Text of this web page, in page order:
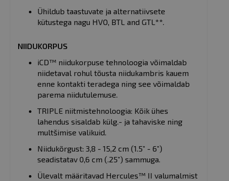
Ühildub taastuvate ja alternatiivsete
kütustega nagu HVO, BTL and GTL**.
NIIDUKORPUS
iCD™ niidukorpuse tehnoloogia võimaldab
niidetaval rohul tõusta niidukambris kauem
enne kontakti teradega ning see võimaldab
parema niidutulemuse.
TRIPLE niitmistehnoloogia: Kõik ühes
lahendus sisaldab külg.- ja tahaviske ning
multšimise valikuid.
Niidukõrgust: 3,8 - 15,2 cm (1.5” - 6”)
seadistatav 0,6 cm (.25”) sammuga.
Ülevalt määritavad Hercules™ II valumalmist